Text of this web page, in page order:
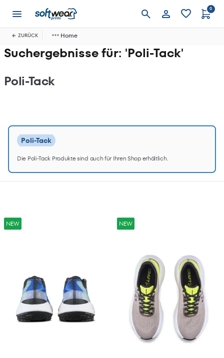
Anmelden
0
ZURÜCK Home
Suchergebnisse für: 'Poli-Tack'
Poli-Tack
Poli-Tack
Die Poli-Tack Produkte sind auch für Ihren Shop erhältlich.
NEW NEW